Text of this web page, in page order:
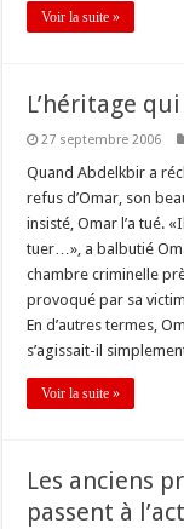
Voir la suite »
L’héritage
27 septembre 2006
Quand Abdelkbir a
refus d’Omar, son
insisté, Omar l’a tué.
tuer…», a balbutié
chambre criminelle
provoqué par sa
En d’autres termes,
s’agissait-il
Voir la suite »
Les anciens
passent à